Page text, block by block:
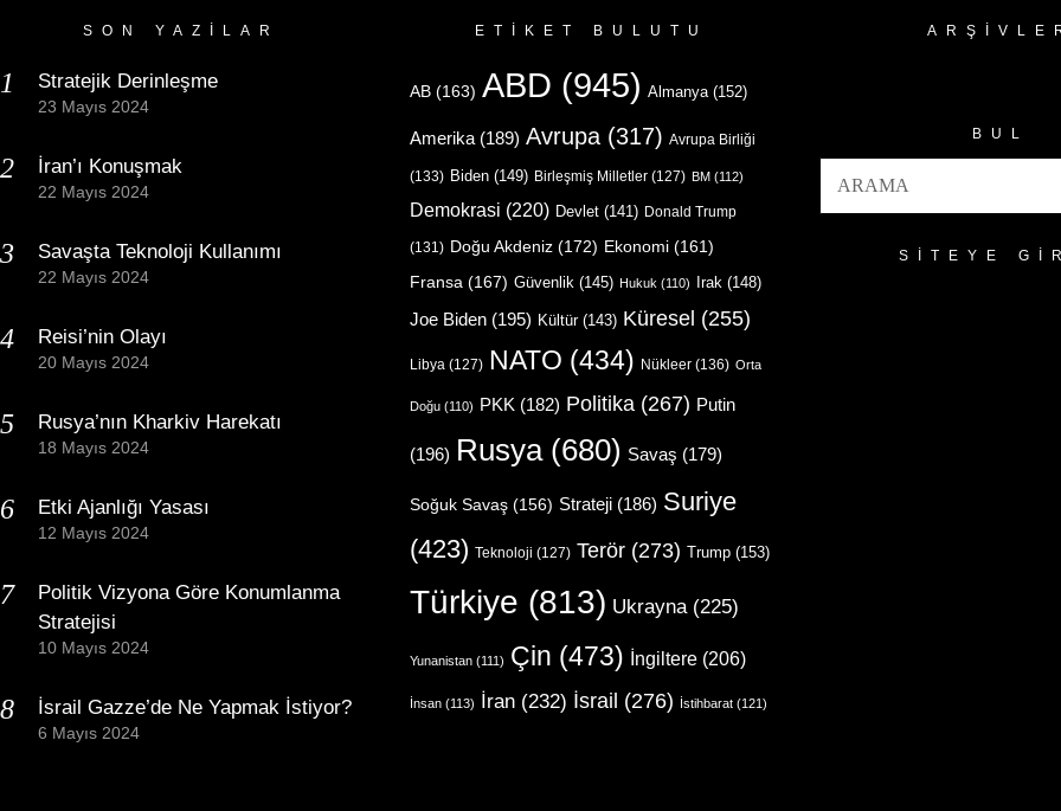
SON YAZILAR
Stratejik Derinleşme
23 Mayıs 2024
İran’ı Konuşmak
22 Mayıs 2024
Savaşta Teknoloji Kullanımı
22 Mayıs 2024
Reisi’nin Olayı
20 Mayıs 2024
Rusya’nın Kharkiv Harekatı
18 Mayıs 2024
Etki Ajanlığı Yasası
12 Mayıs 2024
Politik Vizyona Göre Konumlanma
Stratejisi
10 Mayıs 2024
İsrail Gazze’de Ne Yapmak İstiyor?
6 Mayıs 2024
ETIKET BULUTU
AB (163) ABD (945) Almanya (152)
Amerika (189) Avrupa (317) Avrupa Birliği
(133) Biden (149) Birleşmiş Milletler (127) BM (112)
Demokrasi (220) Devlet (141) Donald Trump
(131) Doğu Akdeniz (172) Ekonomi (161)
Fransa (167) Güvenlik (145) Hukuk (110) Irak (148)
Joe Biden (195) Kültür(143) Küresel (255)
Libya (127) NATO (434) Nükleer (136) Orta
Doğu (110) PKK (182) Politika (267) Putin
(196) Rusya(680) Savaş (179)
Soğuk Savaş (156) Strateji (186) Suriye
(423) Teknoloji (127) Terör (273) Trump (153)
Türkiye (813) Ukrayna(225)
Yunanistan (111) Çin (473) İngiltere (206)
İnsan (113) İran (232) İsrail (276) İstihbarat (121)
BUL
SITEYE